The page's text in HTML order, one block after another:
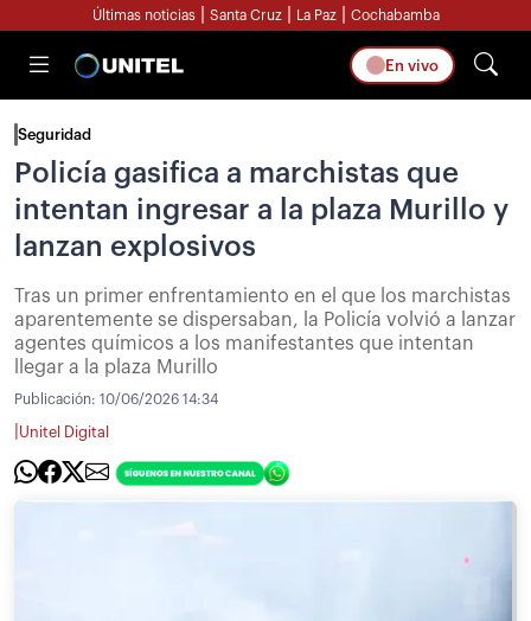
Últimas noticias Santa Cruz La Paz Cochabamba
En vivo
Seguridad
Policía gasifica a marchistas que
intentan ingresar a la plaza Murillo y
lanzan explosivos
Tras un primer enfrentamiento en el que los marchistas
aparentemente se dispersaban, la Policía volvió a lanzar
agentes químicos a los manifestantes que intentan
llegar a la plaza Murillo
Publicación: 10/06/2026 14:34
Unitel Digital